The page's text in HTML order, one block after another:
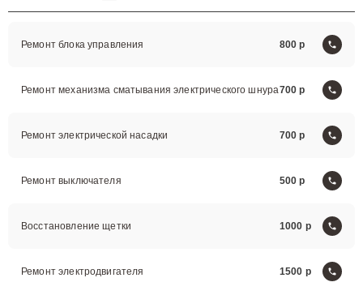
Ремонт блока управления 800
Ремонт механизма сматывания электрического шнура700
Ремонт электрической насадки 700
Ремонт выключателя 500
Восстановление щетки 1000
Ремонт электродвигателя 1500